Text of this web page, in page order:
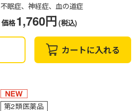
不眠症、神経症、血の道症
価格1,760円 (税込)
カートに入れる
第2類医薬品